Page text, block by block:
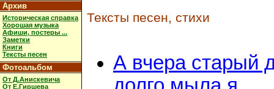
Архив
Историческая справка
Хорошая музыка
Афиши, постеры ...
Заметки
Книги
Тексты песен
Фотоальбом
От Д.Анискевича
От Е.Гиршева
Тексты песен, стихи
А вчера старый